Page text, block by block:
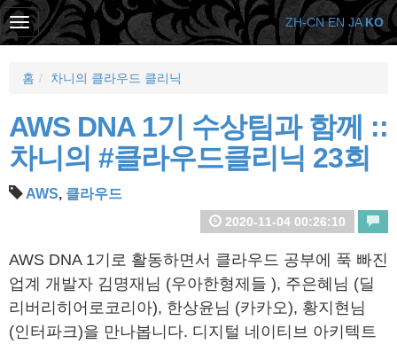
홈 차니의 클라우드 클리닉
AWS DNA 1기 수상팀과 함께 ::
차니의 #클라우드클리닉 23회
AWS, 클라우드
2020-11-04 00:26:10
AWS DNA 1기로 활동하면서 클라우드 공부에 푹 빠진
업계 개발자 김명재님 (우아한형제들 ), 주은혜님 (딜
리버리히어로코리아), 한상윤님 (카카오), 황지현님
(인터파크)을 만나봅니다. 디지털 네이티브 아키텍트
ZH-CN EN JA KO